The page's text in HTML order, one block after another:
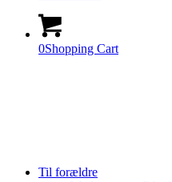
0Shopping Cart
Til forældre